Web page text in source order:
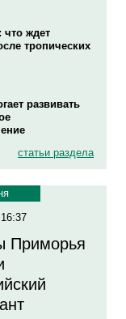
что ждет
тропических
развивать
статьи раздела
Приморья